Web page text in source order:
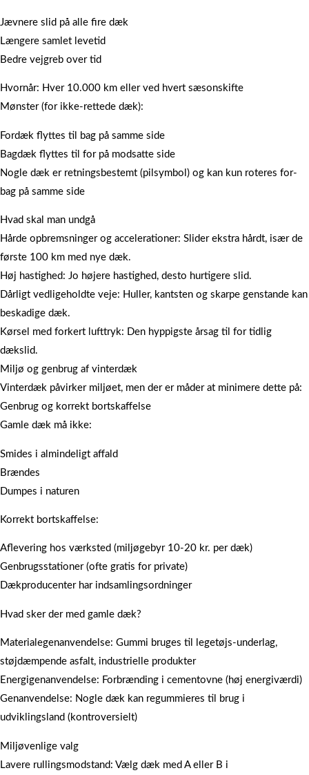
Jævnere slid på alle fire dæk
Længere samlet levetid
Bedre vejgreb over tid
Hvornår: Hver 10.000 km eller ved hvert sæsonskifte
Mønster (for ikke-rettede dæk):
Fordæk flyttes til bag på samme side
Bagdæk flyttes til for på modsatte side
Nogle dæk er retningsbestemt (pilsymbol) og kan kun roteres for-
bag på samme side
Hvad skal man undgå
Hårde opbremsninger og accelerationer: Slider ekstra hårdt, især de
første 100 km med nye dæk.
Høj hastighed: Jo højere hastighed, desto hurtigere slid.
Dårligt vedligeholdte veje: Huller, kantsten og skarpe genstande kan
beskadige dæk.
Kørsel med forkert lufttryk: Den hyppigste årsag til for tidlig
dækslid.
Miljø og genbrug af vinterdæk
Vinterdæk påvirker miljøet, men der er måder at minimere dette på:
Genbrug og korrekt bortskaffelse
Gamle dæk må ikke:
Smides i almindeligt affald
Brændes
Dumpes i naturen
Korrekt bortskaffelse:
Aflevering hos værksted (miljøgebyr 10-20 kr. per dæk)
Genbrugsstationer (ofte gratis for private)
Dækproducenter har indsamlingsordninger
Hvad sker der med gamle dæk?
Materialegenanvendelse: Gummi bruges til legetøjs-underlag,
støjdæmpende asfalt, industrielle produkter
Energigenanvendelse: Forbrænding i cementovne (høj energiværdi)
Genanvendelse: Nogle dæk kan regummieres til brug i
udviklingsland (kontroversielt)
Miljøvenlige valg
Lavere rullingsmodstand: Vælg dæk med A eller B i